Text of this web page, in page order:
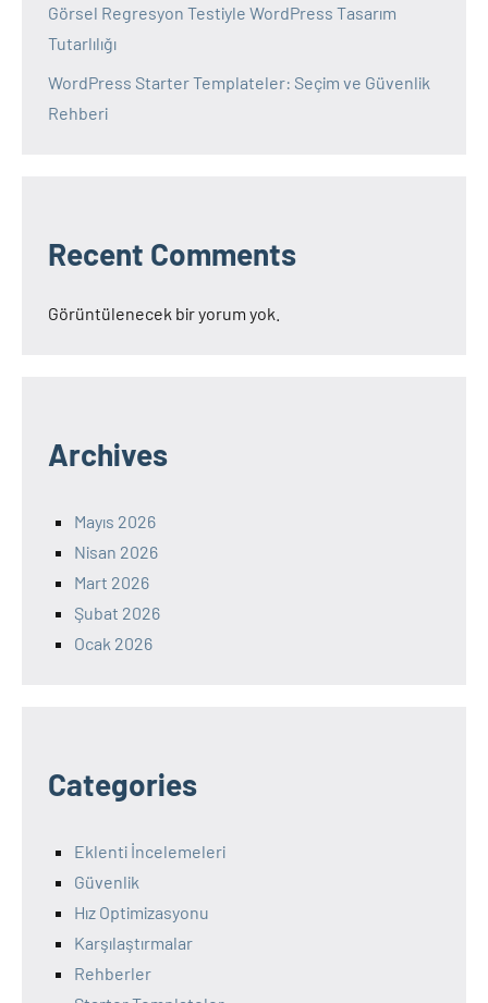
Görsel Regresyon Testiyle WordPress Tasarım
Tutarlılığı
WordPress Starter Templateler: Seçim ve Güvenlik
Rehberi
Recent Comments
Görüntülenecek bir yorum yok.
Archives
Mayıs 2026
Nisan 2026
Mart 2026
Şubat 2026
Ocak 2026
Categories
Eklenti İncelemeleri
Güvenlik
Hız Optimizasyonu
Karşılaştırmalar
Rehberler